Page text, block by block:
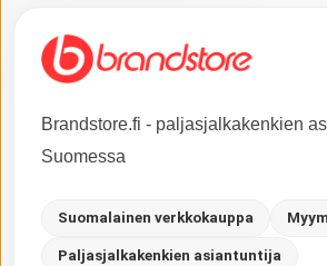
Brandstore.fi - paljasjalkakenkien
Suomessa
Suomalainen verkkokauppa
Paljasjalkakenkien asiantuntija